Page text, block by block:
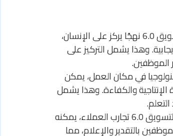
يعزز التسويق 6.0 نهجًا يركز على الإنسان،
وهذا يشمل التركيز على
الموظفين.
في مكان العمل، يمكن
والكفاءة. وهذا يشمل
تمامًا كما يخصص التسويق 6.0 تجارب العملاء، يمكنه
بالتقدير والإعلام، مما